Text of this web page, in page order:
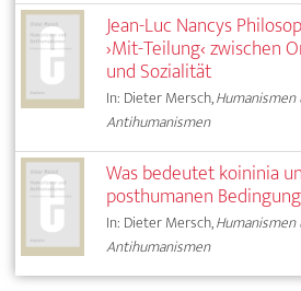
Jean-Luc Nancys
›Mit-Teilung‹ zwischen
und Sozialität
In: Dieter Mersch,Humanismen
Antihumanismen
Was bedeutet koininia
posthumanen
In: Dieter Mersch,Humanismen
Antihumanismen